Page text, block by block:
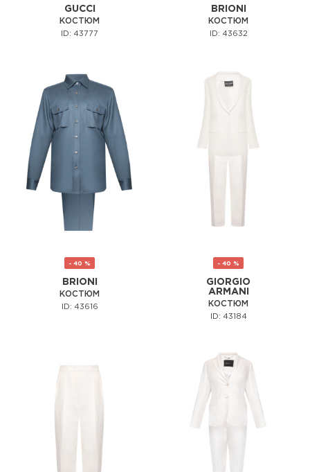
GUCCI
КОСТЮМ
ID: 43777
BRIONI
КОСТЮМ
ID: 43632
- 40 %
BRIONI
КОСТЮМ
ID: 43616
- 40 %
GIORGIO
ARMANI
КОСТЮМ
ID: 43184